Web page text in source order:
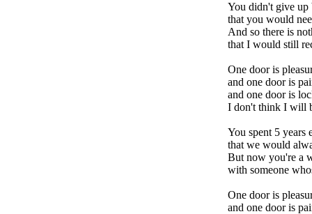
You didn't give
that you would
And so there is
that I would still
One door is
and one door is
and one door is
I don't think I will
You spent 5 years
that we would
But now you're a
with someone
One door is
and one door is